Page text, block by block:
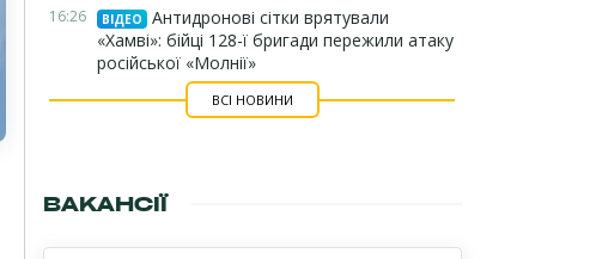
16:26 ВІДЕО
Антидронові сітки врятували
«Хамві»: бійці 128-ї бригади пережили атаку
російської «Молнії»
ВСІ НОВИНИ
ВАКАНСІЇ